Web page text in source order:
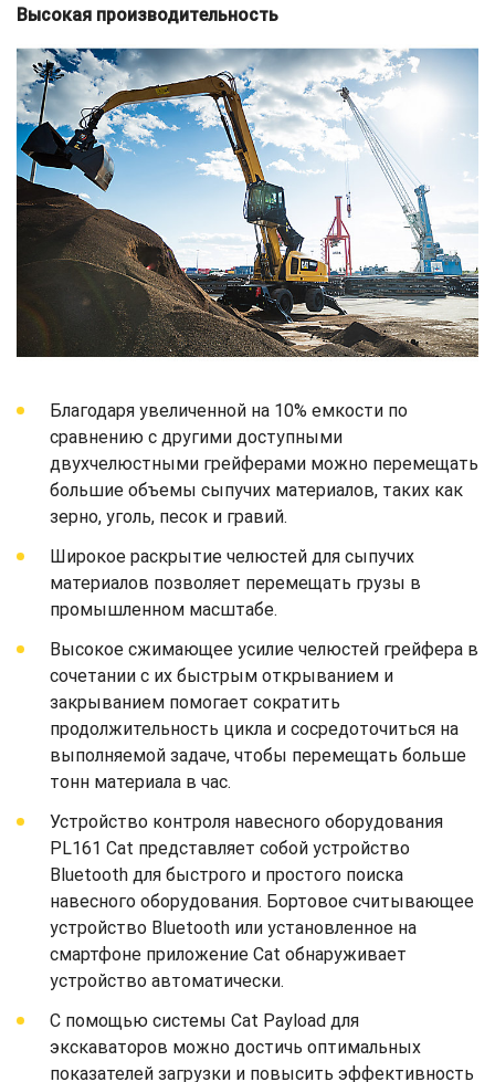
Высокая производительность
Благодаря увеличенной на 10% емкости по
сравнению с другими доступными
двухчелюстными грейферами можно перемещать
большие объемы сыпучих материалов, таких как
зерно, уголь, песок и гравий.
Широкое раскрытие челюстей для сыпучих
материалов позволяет перемещать грузы в
промышленном масштабе.
Высокое сжимающее усилие челюстей грейфера в
сочетании с их быстрым открыванием и
закрыванием помогает сократить
продолжительность цикла и сосредоточиться на
выполняемой задаче, чтобы перемещать больше
тонн материала в час.
Устройство контроля навесного оборудования
PL161 Cat представляет собой устройство
Bluetooth для быстрого и простого поиска
навесного оборудования. Бортовое считывающее
устройство Bluetooth или установленное на
смартфоне приложение Cat обнаруживает
устройство автоматически.
С помощью системы Cat Payload для
экскаваторов можно достичь оптимальных
показателей загрузки и повысить эффективность